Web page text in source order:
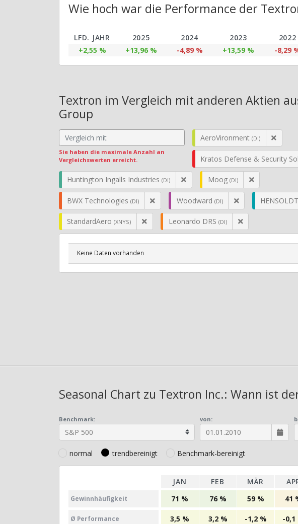
Wie hoch war die Performance der
LFD. JAHR 2025 2024 2023 2022
+2,55 %
+13,96 % -4,89 % +13,59 % -8,29
Textron im Vergleich mit anderen Aktien
Group
Sie haben die maximale Anzahl an
Vergleichswerten erreicht.
AeroVironment (DI)
Kratos Defense & Security
Huntington Ingalls Industries (DI) Moog (DI)
BWX Technologies (DI) Woodward (DI) HENSOLDT
StandardAero (XNYS) Leonardo DRS (DI)
Keine Daten vorhanden
Seasonal Chart zu Textron Inc.: Wann ist
Benchmark: von:
normal trendbereinigt Benchmark-bereinigt
JAN FEB MÄR
Gewinn­häufig­keit 71 % 76 % 59 % 41
Ø Perfor­mance 3,5 % 3,2 % -1,2 % -0,1